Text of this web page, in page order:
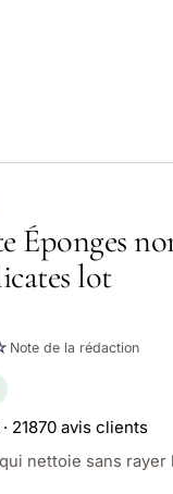
Éponges
lot
Note de la rédaction
21870 avis clients
nettoie sans